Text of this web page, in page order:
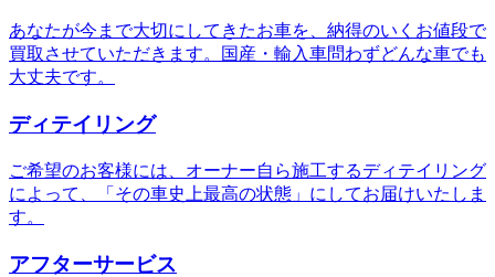
あなたが今まで大切にしてきたお車を、納得のいくお値段で
買取させていただきます。国産・輸入車問わずどんな車でも
大丈夫です。
ディテイリング
ご希望のお客様には、オーナー自ら施工するディテイリング
によって、「その車史上最高の状態」にしてお届けいたしま
す。
アフターサービス